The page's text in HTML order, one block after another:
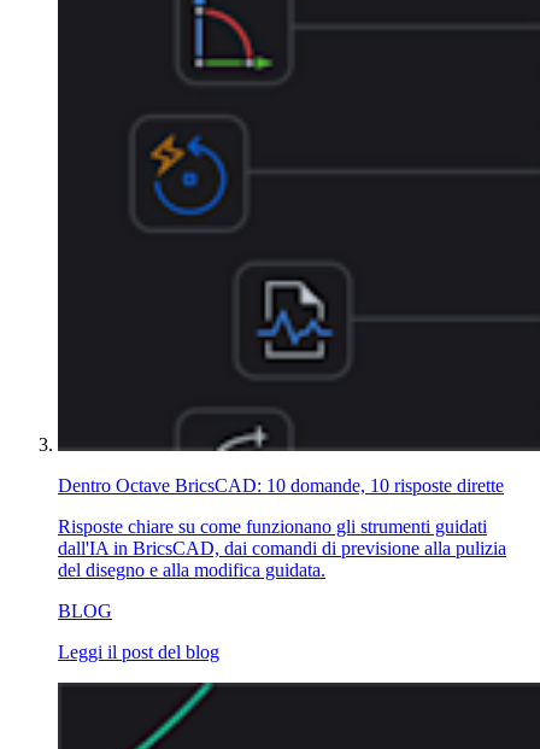
Dentro Octave BricsCAD: 10 domande, 10 risposte dirette
Risposte chiare su come funzionano gli strumenti guidati
dall'IA in BricsCAD, dai comandi di previsione alla pulizia
del disegno e alla modifica guidata.
BLOG
Leggi il post del blog